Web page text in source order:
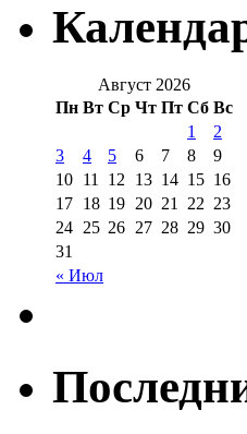
Август 2026
Пн Вт Ср Чт Пт Сб Вс
« Июл
1
2
3
4 5 6 7 8
9
10 11 12 13 14 15 16
17 18 19 20 21 22 23
24 25 26 27 28 29 30
31